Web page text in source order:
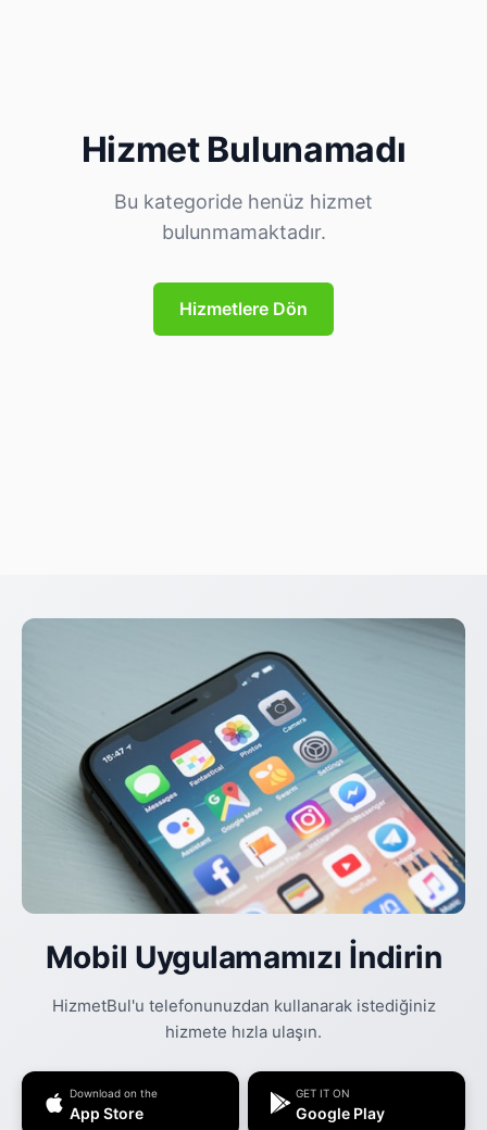
Hizmet Bulunamadı
Bu kategoride henüz hizmet
bulunmamaktadır.
Hizmetlere Dön
Mobil Uygulamamızı İndirin
HizmetBul'u telefonunuzdan kullanarak istediğiniz
hizmete hızla ulaşın.
Download on the
App Store
GET IT ON
Google Play